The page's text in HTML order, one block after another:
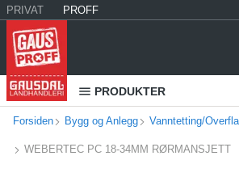
PRIVAT PROFF
PRODUKTER
Forsiden Bygg og Anlegg Vanntetting/
WEBERTEC PC 18-34MM RØRMANSJETT